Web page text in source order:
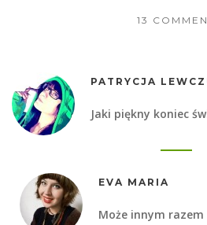
13
PATRYCJA
Jaki piękny koniec
EVA MARIA
Może innym